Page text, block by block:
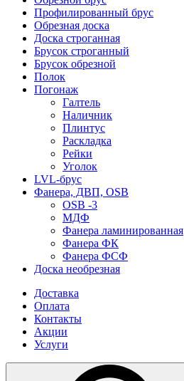
Профилированный брус
Обрезная доска
Доска строганная
Брусок строганный
Брусок обрезной
Полок
Погонаж
Галтель
Наличник
Плинтус
Раскладка
Рейки
Уголок
LVL-брус
Фанера, ДВП, OSB
OSB -3
МДФ
Фанера ламинированная
Фанера ФК
Фанера ФСФ
Доска необрезная
Доставка
Оплата
Контакты
Акции
Услуги